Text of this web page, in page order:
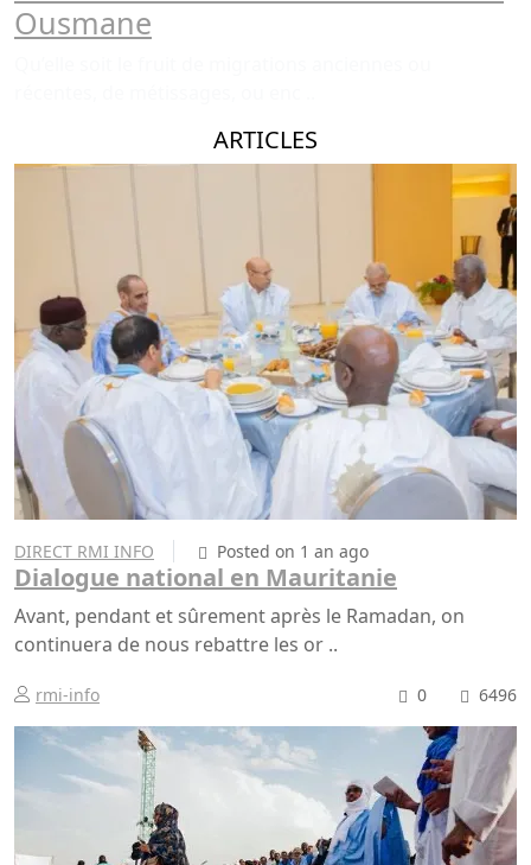
Ousmane
ARTICLES
DIRECT RMI INFO Posted on 1 an ago
Dialogue national en Mauritanie
Avant, pendant et sûrement après le Ramadan, on
continuera de nous rebattre les or ..
rmi-info 0 6496